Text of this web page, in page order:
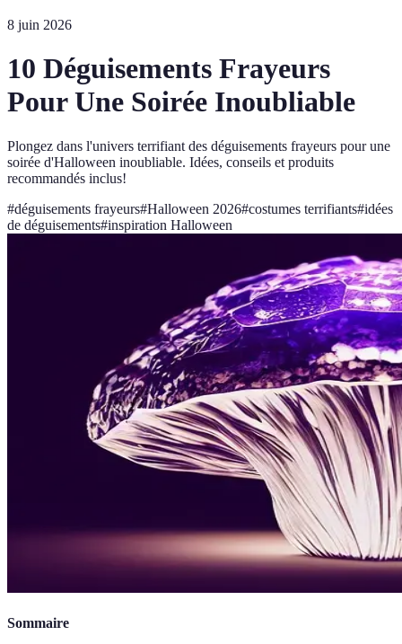
8 juin 2026
10 Déguisements Frayeurs
Pour Une Soirée Inoubliable
Plongez dans l'univers terrifiant des déguisements frayeurs pour une
soirée d'Halloween inoubliable. Idées, conseils et produits
recommandés inclus!
#déguisements frayeurs#Halloween 2026#costumes terrifiants#idées
de déguisements#inspiration Halloween
Sommaire